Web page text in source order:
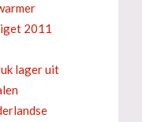
2011
lager uit